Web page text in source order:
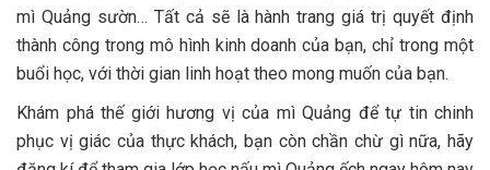
mì Quảng sườn… Tất cả sẽ là hành trang giá trị quyết định
thành công trong mô hình kinh doanh của bạn, chỉ trong một
buổi học, với thời gian linh hoạt theo mong muốn của bạn.
Khám phá thế giới hương vị của mì Quảng để tự tin chinh
phục vị giác của thực khách, bạn còn chần chừ gì nữa, hãy